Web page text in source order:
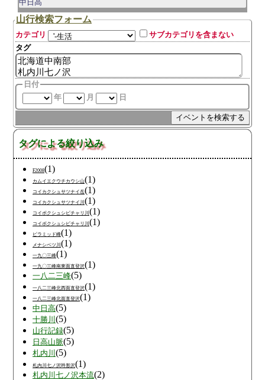
中日高
山行検索フォーム
カテゴリ
サブカテゴリを含まない
タグ
日付
年
月 日
タグによる絞り込み
F2008(1)
カムイエクウチカウシ山(1)
コイカクシュサツナイ岳(1)
コイカクシュサツナイ川 (1)
コイボクシュシビチャリ川 (1)
コイボクシュシビチャリ川 (1)
ピラミッド峰(1)
メナシベツ川 (1)
一九〇三峰(1)
一九〇三峰南東面直登沢(1)
一八二三峰(5)
一八二三峰北西面直登沢(1)
一八二三峰北面直登沢(1)
中日高(5)
十勝川 (5)
山行記録(5)
日高山脈(5)
札内川 (5)
札内川七ノ沢吽形沢(1)
札内川七ノ沢本流(2)